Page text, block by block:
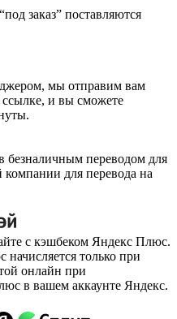
заказ” поставляются
мы отправим вам
и вы сможете
безналичным переводом для
для перевода на
с кэшбеком Яндекс Плюс.
только при
онлайн при
в вашем аккаунте Яндекс.